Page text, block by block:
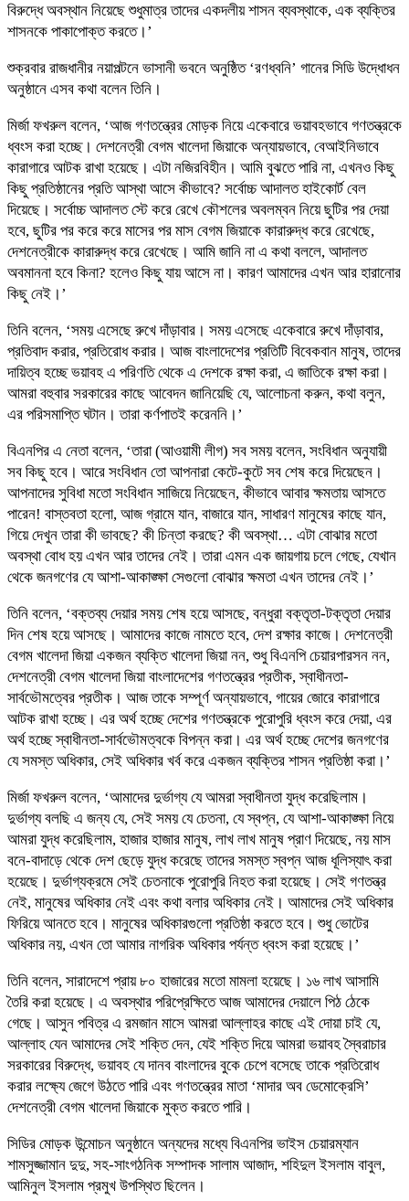
বিরুদ্ধে অবস্থান নিয়েছে শুধুমাত্র তাদের একদলীয় শাসন ব্যবস্থাকে, এক ব্যক্তির
শাসনকে পাকাপোক্ত করতে।’
শুক্রবার রাজধানীর নয়াপল্টনে ভাসানী ভবনে অনুষ্ঠিত ‘রণধ্বনি’ গানের সিডি উদ্ধোধন
অনুষ্ঠানে এসব কথা বলেন তিনি।
মির্জা ফখরুল বলেন, ‘আজ গণতন্ত্রের মোড়ক নিয়ে একেবারে ভয়াবহভাবে গণতন্ত্রকে
ধ্বংস করা হচ্ছে। দেশনেত্রী বেগম খালেদা জিয়াকে অন্যায়ভাবে, বেআইনিভাবে
কারাগারে আটক রাখা হয়েছে। এটা নজিরবিহীন। আমি বুঝতে পারি না, এখনও কিছু
কিছু প্রতিষ্ঠানের প্রতি আস্থা আসে কীভাবে? সর্বোচ্চ আদালত হাইকোর্ট বেল
দিয়েছে। সর্বোচ্চ আদালত স্টে করে রেখে কৌশলের অবলম্বন নিয়ে ছুটির পর দেয়া
হবে, ছুটির পর করে করে মাসের পর মাস বেগম জিয়াকে কারারুদ্ধ করে রেখেছে,
দেশনেত্রীকে কারারুদ্ধ করে রেখেছে। আমি জানি না এ কথা বললে, আদালত
অবমাননা হবে কিনা? হলেও কিছু যায় আসে না। কারণ আমাদের এখন আর হারানোর
কিছু নেই।’
তিনি বলেন, ‘সময় এসেছে রুখে দাঁড়াবার। সময় এসেছে একেবারে রুখে দাঁড়াবার,
প্রতিবাদ করার, প্রতিরোধ করার। আজ বাংলাদেশের প্রতিটি বিবেকবান মানুষ, তাদের
দায়িত্ব হচ্ছে ভয়াবহ এ পরিণতি থেকে এ দেশকে রক্ষা করা, এ জাতিকে রক্ষা করা।
আমরা বহুবার সরকারের কাছে আবেদন জানিয়েছি যে, আলোচনা করুন, কথা বলুন,
এর পরিসমাপ্তি ঘটান। তারা কর্ণপাতই করেননি।’
বিএনপির এ নেতা বলেন, ‘তারা (আওয়ামী লীগ) সব সময় বলেন, সংবিধান অনুযায়ী
সব কিছু হবে। আরে সংবিধান তো আপনারা কেটে-কুটে সব শেষ করে দিয়েছেন।
আপনাদের সুবিধা মতো সংবিধান সাজিয়ে নিয়েছেন, কীভাবে আবার ক্ষমতায় আসতে
পারেন! বাস্তবতা হলো, আজ গ্রামে যান, বাজারে যান, সাধারণ মানুষের কাছে যান,
গিয়ে দেখুন তারা কী ভাবছে? কী চিন্তা করছে? কী অবস্থা… এটা বোঝার মতো
অবস্থা বোধ হয় এখন আর তাদের নেই। তারা এমন এক জায়গায় চলে গেছে, যেখান
থেকে জনগণের যে আশা-আকাঙ্ক্ষা সেগুলো বোঝার ক্ষমতা এখন তাদের নেই।’
তিনি বলেন, ‘বক্তব্য দেয়ার সময় শেষ হয়ে আসছে, বন্ধুরা বক্তৃতা-টক্তৃতা দেয়ার
দিন শেষ হয়ে আসছে। আমাদের কাজে নামতে হবে, দেশ রক্ষার কাজে। দেশনেত্রী
বেগম খালেদা জিয়া একজন ব্যক্তি খালেদা জিয়া নন, শুধু বিএনপি চেয়ারপারসন নন,
দেশনেত্রী বেগম খালেদা জিয়া বাংলাদেশের গণতন্ত্রের প্রতীক, স্বাধীনতা-
সার্বভৌমত্বের প্রতীক। আজ তাকে সম্পূর্ণ অন্যায়ভাবে, গায়ের জোরে কারাগারে
আটক রাখা হচ্ছে। এর অর্থ হচ্ছে দেশের গণতন্ত্রকে পুরোপুরি ধ্বংস করে দেয়া, এর
অর্থ হচ্ছে স্বাধীনতা-সার্বভৌমত্বকে বিপন্ন করা। এর অর্থ হচ্ছে দেশের জনগণের
যে সমস্ত অধিকার, সেই অধিকার খর্ব করে একজন ব্যক্তির শাসন প্রতিষ্ঠা করা।’
মির্জা ফখরুল বলেন, ‘আমাদের দুর্ভাগ্য যে আমরা স্বাধীনতা যুদ্ধ করেছিলাম।
দুর্ভাগ্য বলছি এ জন্য যে, সেই সময় যে চেতনা, যে স্বপ্ন, যে আশা-আকাঙ্ক্ষা নিয়ে
আমরা যুদ্ধ করেছিলাম, হাজার হাজার মানুষ, লাখ লাখ মানুষ প্রাণ দিয়েছে, নয় মাস
বনে-বাদাড়ে থেকে দেশ ছেড়ে যুদ্ধ করেছে তাদের সমস্ত স্বপ্ন আজ ধূলিস্যাৎ করা
হয়েছে। দুর্ভাগ্যক্রমে সেই চেতনাকে পুরোপুরি নিহত করা হয়েছে। সেই গণতন্ত্র
নেই, মানুষের অধিকার নেই এবং কথা বলার অধিকার নেই। আমাদের সেই অধিকার
ফিরিয়ে আনতে হবে। মানুষের অধিকারগুলো প্রতিষ্ঠা করতে হবে। শুধু ভোটের
অধিকার নয়, এখন তো আমার নাগরিক অধিকার পর্যন্ত ধ্বংস করা হয়েছে।’
তিনি বলেন, সারাদেশে প্রায় ৮০ হাজারের মতো মামলা হয়েছে। ১৬ লাখ আসামি
তৈরি করা হয়েছে। এ অবস্থার পরিপ্রেক্ষিতে আজ আমাদের দেয়ালে পিঠ ঠেকে
গেছে। আসুন পবিত্র এ রমজান মাসে আমরা আল্লাহর কাছে এই দোয়া চাই যে,
আল্লাহ যেন আমাদের সেই শক্তি দেন, যেই শক্তি দিয়ে আমরা ভয়াবহ স্বৈরাচার
সরকারের বিরুদ্ধে, ভয়াবহ যে দানব বাংলাদের বুকে চেপে বসেছে তাকে প্রতিরোধ
করার লক্ষ্যে জেগে উঠতে পারি এবং গণতন্ত্রের মাতা ‘মাদার অব ডেমোক্রেসি’
দেশনেত্রী বেগম খালেদা জিয়াকে মুক্ত করতে পারি।
সিডির মোড়ক উন্মোচন অনুষ্ঠানে অন্যদের মধ্যে বিএনপির ভাইস চেয়ারম্যান
শামসুজ্জামান দুদু, সহ-সাংগঠনিক সম্পাদক সালাম আজাদ, শহিদুল ইসলাম বাবুল,
আমিনুল ইসলাম প্রমুখ উপস্থিত ছিলেন।